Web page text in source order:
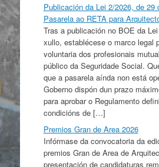
Publicación da Lei 2/2026, de 29
Pasarela ao RETA para
Tras a publicación no BOE da
xullo, establécese o marco legal
voluntaria dos profesionais
público da Seguridade Social.
que a pasarela aínda non está
Goberno dispón dun prazo
para aprobar o Regulamento
condicións de […]
Premios Gran de Area 2026
Infórmase da convocatoria da
premios Gran de Area de
presentación de candidaturas